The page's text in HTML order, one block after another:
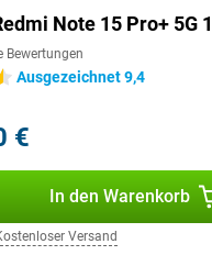
Note 15 Pro+ 5G
Bewertungen
Ausgezeichnet 9,4
€
In den Warenkorb
Versand